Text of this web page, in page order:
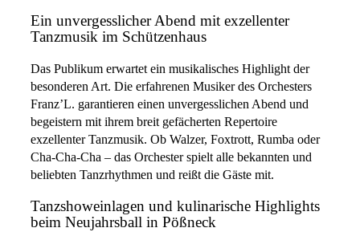
Ein unvergesslicher Abend mit exzellenter
Tanzmusik im Schützenhaus
Das Publikum erwartet ein musikalisches Highlight der
besonderen Art. Die erfahrenen Musiker des Orchesters
Franz’L. garantieren einen unvergesslichen Abend und
begeistern mit ihrem breit gefächerten Repertoire
exzellenter Tanzmusik. Ob Walzer, Foxtrott, Rumba oder
Cha-Cha-Cha – das Orchester spielt alle bekannten und
beliebten Tanzrhythmen und reißt die Gäste mit.
Tanzshoweinlagen und kulinarische Highlights
beim Neujahrsball in Pößneck